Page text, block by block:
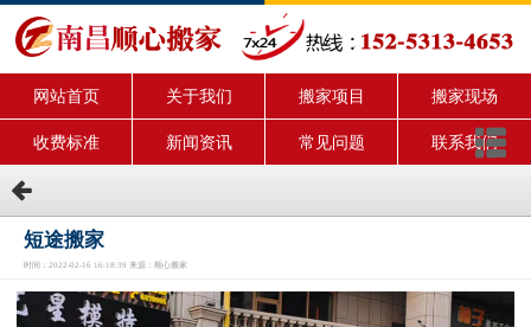
网站首页 关于我们 搬家项目 搬家现场
收费标准 新闻资讯 常见问题 联系我们
短途搬家
时间：2022-02-16 16:18:39 来源：顺心搬家